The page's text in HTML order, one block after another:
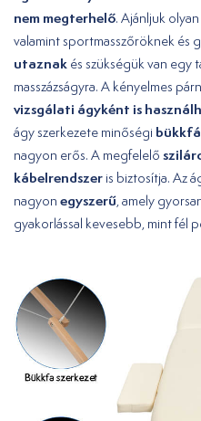
nem megterhelő. Ajánljuk
valamint sportmasszőröknek és
utaznak és szükségük van egy
masszázságyra. A kényelmes
vizsgálati ágyként is
ágy szerkezete minőségi
nagyon erős. A megfelelő
kábelrendszer is biztosítja. Az
nagyon egyszerű, amely
gyakorlással kevesebb, mint fél